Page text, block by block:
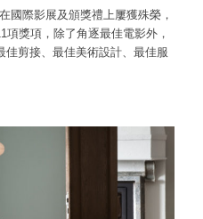
國際影展及頒獎禮上屢獲殊榮，
獎項，除了角逐最佳電影外，
佳剪接、最佳美術設計、最佳服